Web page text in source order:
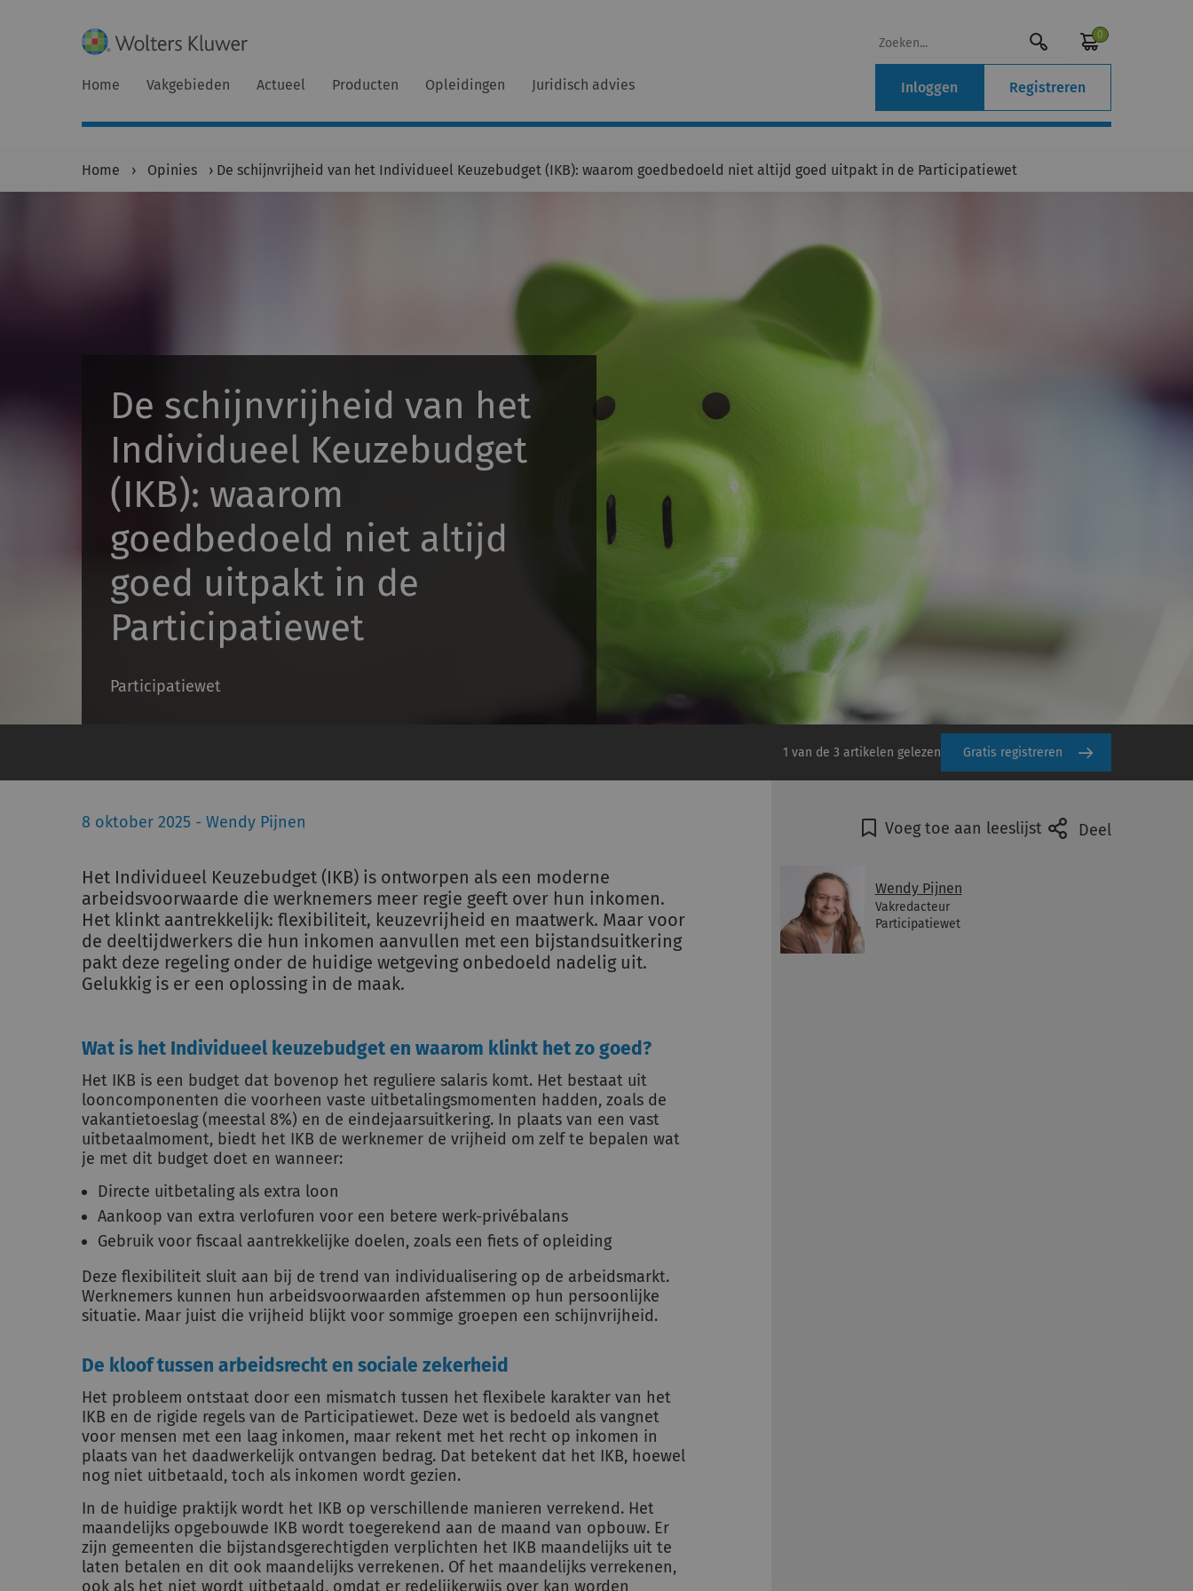
0
Home Vakgebieden Actueel Producten Opleidingen Juridisch advies Inloggen Registreren
Home › Opinies › De schijnvrijheid van het Individueel Keuzebudget (IKB): waarom goedbedoeld niet altijd goed uitpakt in de Participatiewet
De schijnvrijheid van het
Individueel Keuzebudget
(IKB): waarom
goedbedoeld niet altijd
goed uitpakt in de
Participatiewet
Participatiewet
1 van de 3 artikelen gelezen Gratis registreren
8 oktober 2025 - Wendy Pijnen
Het Individueel Keuzebudget (IKB) is ontworpen als een moderne
arbeidsvoorwaarde die werknemers meer regie geeft over hun inkomen.
Het klinkt aantrekkelijk: flexibiliteit, keuzevrijheid en maatwerk. Maar voor
de deeltijdwerkers die hun inkomen aanvullen met een bijstandsuitkering
pakt deze regeling onder de huidige wetgeving onbedoeld nadelig uit.
Gelukkig is er een oplossing in de maak.
Wat is het Individueel keuzebudget en waarom klinkt het zo goed?
Het IKB is een budget dat bovenop het reguliere salaris komt. Het bestaat uit
looncomponenten die voorheen vaste uitbetalingsmomenten hadden, zoals de
vakantietoeslag (meestal 8%) en de eindejaarsuitkering. In plaats van een vast
uitbetaalmoment, biedt het IKB de werknemer de vrijheid om zelf te bepalen wat
je met dit budget doet en wanneer:
Directe uitbetaling als extra loon
Aankoop van extra verlofuren voor een betere werk-privébalans
Gebruik voor fiscaal aantrekkelijke doelen, zoals een fiets of opleiding
Deze flexibiliteit sluit aan bij de trend van individualisering op de arbeidsmarkt.
Werknemers kunnen hun arbeidsvoorwaarden afstemmen op hun persoonlijke
situatie. Maar juist die vrijheid blijkt voor sommige groepen een schijnvrijheid.
De kloof tussen arbeidsrecht en sociale zekerheid
Het probleem ontstaat door een mismatch tussen het flexibele karakter van het
IKB en de rigide regels van de Participatiewet. Deze wet is bedoeld als vangnet
voor mensen met een laag inkomen, maar rekent met het recht op inkomen in
plaats van het daadwerkelijk ontvangen bedrag. Dat betekent dat het IKB, hoewel
nog niet uitbetaald, toch als inkomen wordt gezien.
In de huidige praktijk wordt het IKB op verschillende manieren verrekend. Het
maandelijks opgebouwde IKB wordt toegerekend aan de maand van opbouw. Er
zijn gemeenten die bijstandsgerechtigden verplichten het IKB maandelijks uit te
laten betalen en dit ook maandelijks verrekenen. Of het maandelijks verrekenen,
ook als het niet wordt uitbetaald, omdat er redelijkerwijs over kan worden
Voeg toe aan leeslijst Deel
Wendy Pijnen
Vakredacteur
Participatiewet